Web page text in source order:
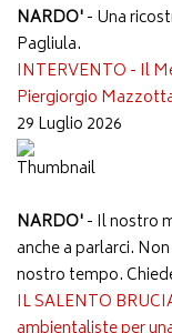
NARDO'- Una
Pagliula.
INTERVENTO - Il
Piergiorgio
29 Luglio 2026
NARDO'- Il nostro
anche a parlarci.
nostro tempo.
IL SALENTO